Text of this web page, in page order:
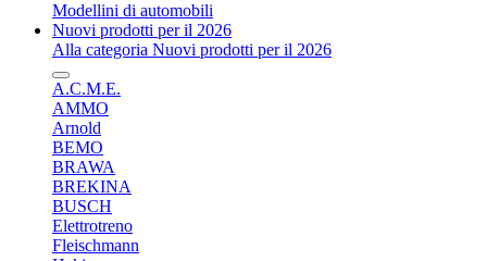
Modellini di automobili
Nuovi prodotti per il 2026
Alla categoria Nuovi prodotti per il 2026
A.C.M.E.
AMMO
Arnold
BEMO
BRAWA
BREKINA
BUSCH
Elettrotreno
Fleischmann